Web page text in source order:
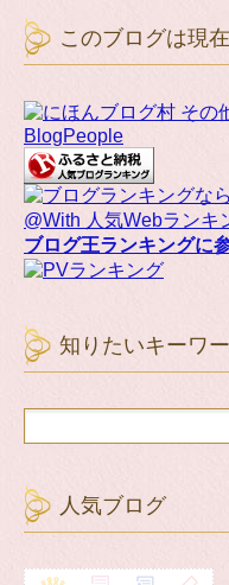
このブログは現
BlogPeople
@With 人気Webランキ
ブログ王ランキングに
知りたいキーワ
人気ブログ